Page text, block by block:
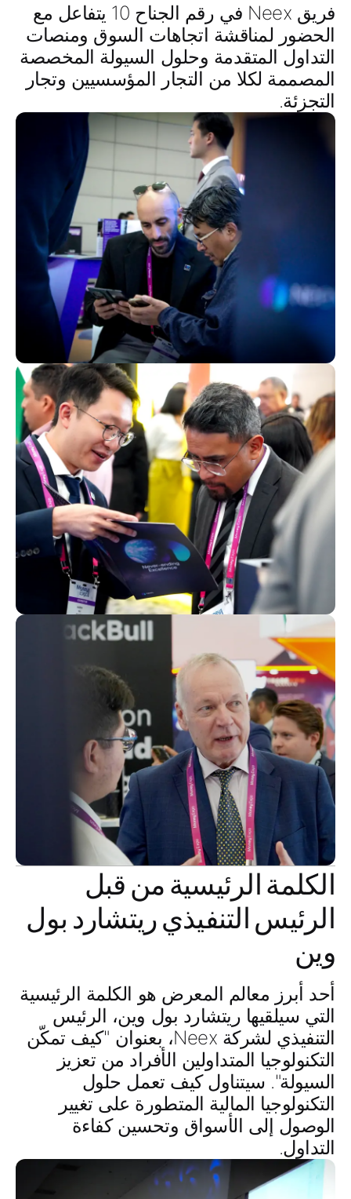
فريق Neex في رقم الجناح 10
يتفاعل مع
الحضور لمناقشة اتجاهات السوق ومنصات
التداول المتقدمة وحلول السيولة المخصصة
المصممة لكلا من التجار المؤسسيين وتجار
التجزئة.
الكلمة الرئيسية من قبل
الرئيس التنفيذي ريتشارد بول
وين
أحد أبرز معالم المعرض هو الكلمة الرئيسية
التي سيلقيها ريتشارد بول وين، الرئيس
التنفيذي لشركة Neex
، بعنوان "كيف تمكّن
التكنولوجيا المتداولين الأفراد من تعزيز
السيولة". سيتناول كيف تعمل حلول
التكنولوجيا المالية المتطورة على تغيير
الوصول إلى الأسواق وتحسين كفاءة
التداول.